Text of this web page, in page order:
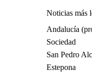
Noticias más
Andalucía
Sociedad
San Pedro
Estepona